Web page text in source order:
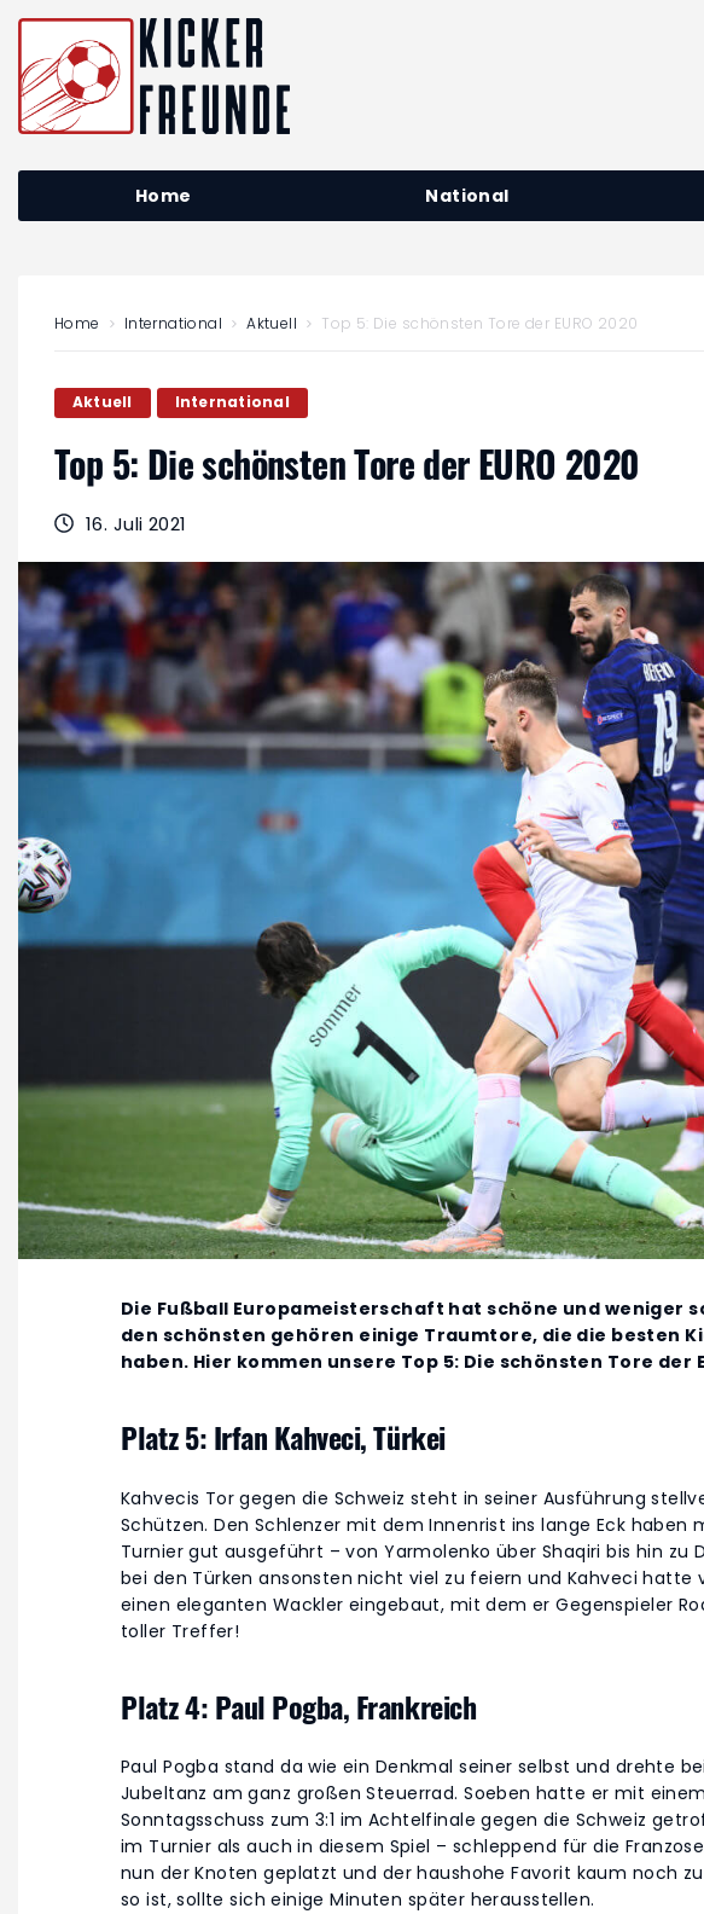
Home National
Home International Aktuell Top 5: Die schönsten Tore der EURO 2020
Aktuell International
Top 5: Die schönsten Tore der EURO 2020
16. Juli 2021
Die Fußball Europameisterschaft hat schöne und weniger
den schönsten gehören einige Traumtore, die die besten
haben. Hier kommen unsere Top 5: Die schönsten Tore der
Platz 5: Irfan Kahveci, Türkei
Kahvecis Tor gegen die Schweiz steht in seiner Ausführung
Schützen. Den Schlenzer mit dem Innenrist ins lange Eck haben
Turnier gut ausgeführt – von Yarmolenko über Shaqiri bis hin zu
bei den Türken ansonsten nicht viel zu feiern und Kahveci hatte
einen eleganten Wackler eingebaut, mit dem er Gegenspieler
toller Treffer!
Platz 4: Paul Pogba, Frankreich
Paul Pogba stand da wie ein Denkmal seiner selbst und drehte
Jubeltanz am ganz großen Steuerrad. Soeben hatte er mit
Sonntagsschuss zum 3:1 im Achtelfinale gegen die Schweiz
im Turnier als auch in diesem Spiel – schleppend für die
nun der Knoten geplatzt und der haushohe Favorit kaum noch
so ist, sollte sich einige Minuten später herausstellen.